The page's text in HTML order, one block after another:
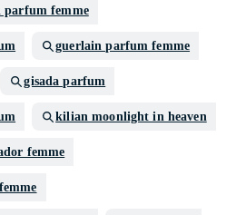
parfum femme
guerlain parfum femme
gisada parfum
kilian moonlight in heaven
femme